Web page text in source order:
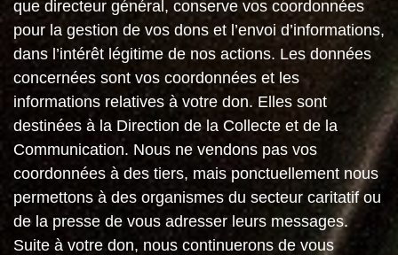
que directeur général, conserve vos coordonnées
pour la gestion de vos dons et l’envoi d’informations,
dans l’intérêt légitime de nos actions. Les données
concernées sont vos coordonnées et les
informations relatives à votre don. Elles sont
destinées à la Direction de la Collecte et de la
Communication. Nous ne vendons pas vos
coordonnées à des tiers, mais ponctuellement nous
permettons à des organismes du secteur caritatif ou
de la presse de vous adresser leurs messages.
Suite à votre don, nous continuerons de vous